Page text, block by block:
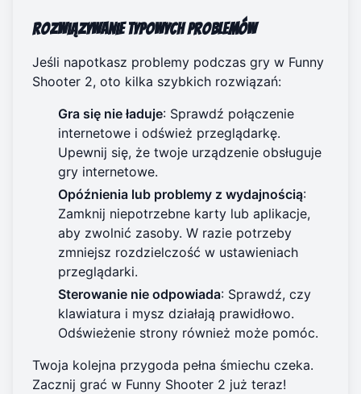
Rozwiązywanie typowych problemów
Jeśli napotkasz problemy podczas gry w Funny
Shooter 2, oto kilka szybkich rozwiązań:
Gra się nie ładuje: Sprawdź połączenie
internetowe i odśwież przeglądarkę.
Upewnij się, że twoje urządzenie obsługuje
gry internetowe.
Opóźnienia lub problemy z wydajnością:
Zamknij niepotrzebne karty lub aplikacje,
aby zwolnić zasoby. W razie potrzeby
zmniejsz rozdzielczość w ustawieniach
przeglądarki.
Sterowanie nie odpowiada: Sprawdź, czy
klawiatura i mysz działają prawidłowo.
Odświeżenie strony również może pomóc.
Twoja kolejna przygoda pełna śmiechu czeka.
Zacznij grać w Funny Shooter 2 już teraz!